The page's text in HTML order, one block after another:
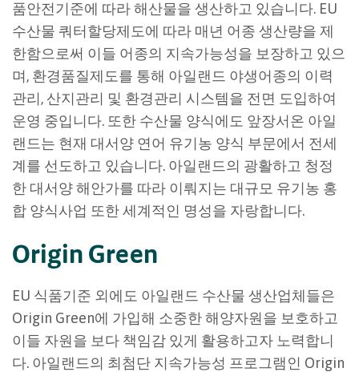
품안전기준에 따라 해산물을 생산하고 있습니다. EU
수산물 쿼터할당제도에 따라 매년 어종 생산량을 제
한함으로써 이들 어종의 지속가능성을 보장하고 있으
며, 환경품질제도를 통해 아일랜드 야생어종의 이력
관리, 산지관리 및 환경관리 시스템을 전면 도입하여
운영 중입니다. 또한 수산물 양식에도 앞장서온 아일
랜드는 현재 대서양 연어 유기농 양식 부문에서 전세
계를 선도하고 있습니다. 아일랜드의 광활하고 청정
한 대서양 해안가를 따라 이뤄지는 대규모 유기농 홍
합 양식사업 또한 세계적인 명성을 자랑합니다.
Origin Green
EU 식품기준 외에도 아일랜드 수산물 생산업체들은
Origin Green에 가입해 소중한 해양자원을 보호하고
이들 자원을 보다 책임감 있게 활용하고자 노력합니
다. 아일랜드의 최첨단 지속가능성 프로그램인 Origin